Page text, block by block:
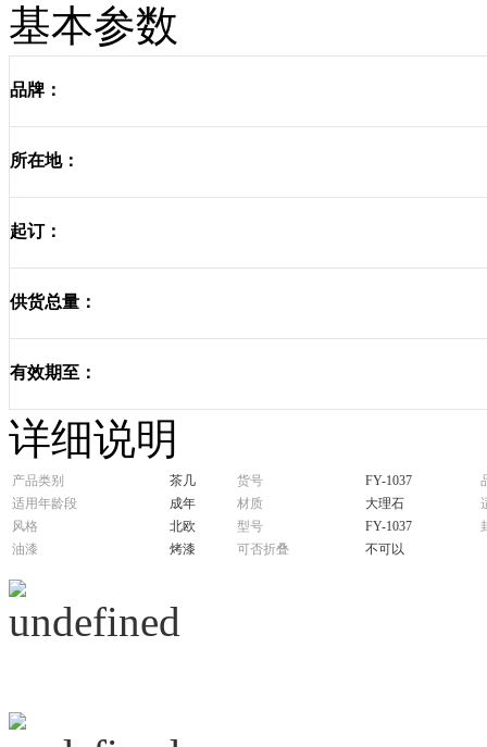
基本参数
品牌：
所在地：
起订：
供货总量：
有效期至：
详细说明
产品类别 茶几 货号 FY-1037
适用年龄段
成年 材质 大理石
风格
北欧 型号 FY-1037
油漆
烤漆 可否折叠 不可以